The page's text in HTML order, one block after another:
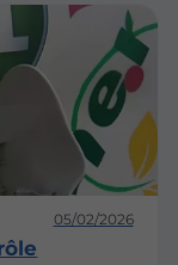
05/02/2026